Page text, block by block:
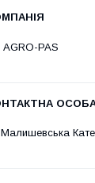
AGRO-PAS
Малишевська